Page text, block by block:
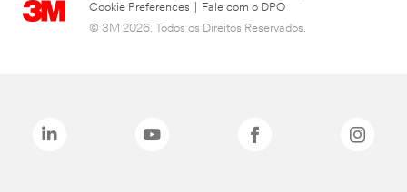
Cookie Preferences
Fale com o DPO
© 3M 2026. Todos os Direitos Reservados.